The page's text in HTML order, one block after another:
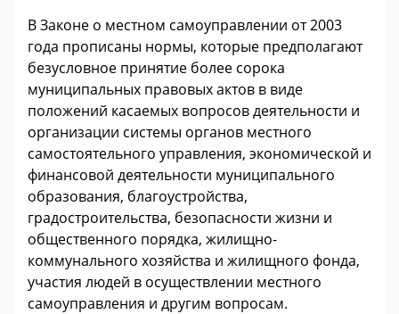
В Законе о местном самоуправлении от 2003
года прописаны нормы, которые предполагают
безусловное принятие более сорока
муниципальных правовых актов в виде
положений касаемых вопросов деятельности и
организации системы органов местного
самостоятельного управления, экономической и
финансовой деятельности муниципального
образования, благоустройства,
градостроительства, безопасности жизни и
общественного порядка, жилищно-
коммунального хозяйства и жилищного фонда,
участия людей в осуществлении местного
самоуправления и другим вопросам.